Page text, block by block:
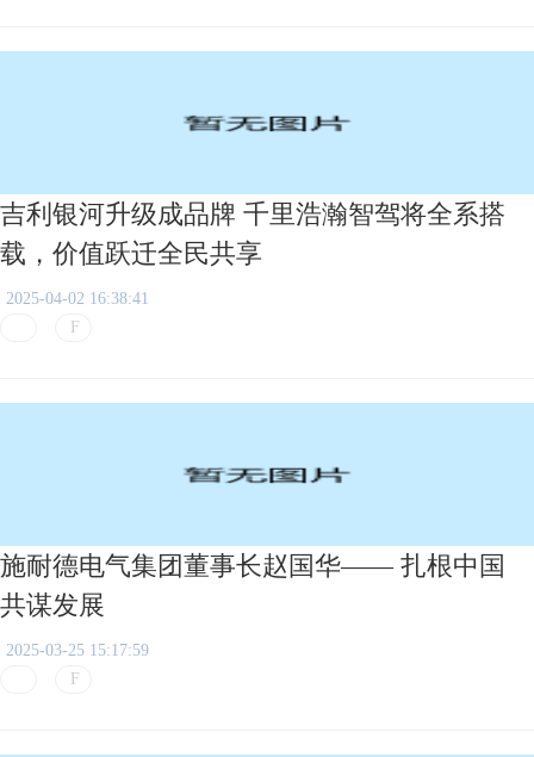
吉利银河升级成品牌 千里浩瀚智驾将全系搭
载，价值跃迁全民共享
2025-04-02 16:38:41
施耐德电气集团董事长赵国华—— 扎根中国
共谋发展
2025-03-25 15:17:59